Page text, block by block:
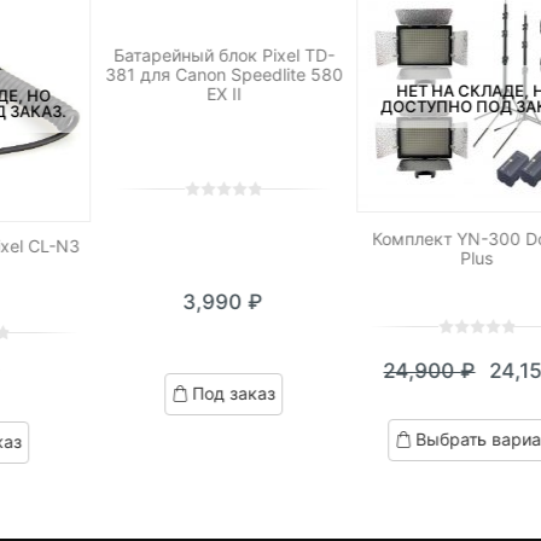
НО
ЗАКАЗ.
CL-N3
Батарейный блок Pixel TD-
381 для Canon Speedlite 580
EX II
on
3,990₽
Под заказ
НЕТ НА СКЛАДЕ,
ДОСТУПНО ПОД
Комплект YN-300
Plus
out
based
on
customer
24,900₽
цена:
Выбрать